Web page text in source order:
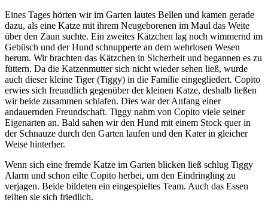
Eines Tages hörten wir im Garten lautes Bellen und kamen gerade
dazu, als eine Katze mit ihrem Neugeborenen im Maul das Weite
über den Zaun suchte. Ein zweites Kätzchen lag noch wimmernd im
Gebüsch und der Hund schnupperte an dem wehrlosen Wesen
herum. Wir brachten das Kätzchen in Sicherheit und begannen es zu
füttern. Da die Katzenmutter sich nicht wieder sehen ließ, wurde
auch dieser kleine Tiger (Tiggy) in die Familie eingegliedert. Copito
erwies sich freundlich gegenüber der kleinen Katze, deshalb ließen
wir beide zusammen schlafen. Dies war der Anfang einer
andauernden Freundschaft. Tiggy nahm von Copito viele seiner
Eigenarten an. Bald sahen wir den Hund mit einem Stock quer in
der Schnauze durch den Garten laufen und den Kater in gleicher
Weise hinterher.
Wenn sich eine fremde Katze im Garten blicken ließ schlug Tiggy
Alarm und schon eilte Copito herbei, um den Eindringling zu
verjagen. Beide bildeten ein eingespieltes Team. Auch das Essen
teilten sie sich friedlich.